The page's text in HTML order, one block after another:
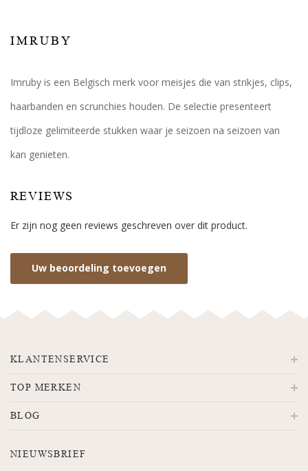
IMRUBY
Imruby is een Belgisch merk voor meisjes die van strikjes, clips,
haarbanden en scrunchies houden. De selectie presenteert
tijdloze gelimiteerde stukken waar je seizoen na seizoen van
kan genieten.
REVIEWS
Er zijn nog geen reviews geschreven over dit product.
Uw beoordeling toevoegen
KLANTENSERVICE
TOP MERKEN
BLOG
NIEUWSBRIEF